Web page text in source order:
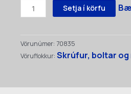
Skinna
ERA
Setja í körfu
Vörunúmer: 70835
Vöruflokkur: Skrúfur, boltar